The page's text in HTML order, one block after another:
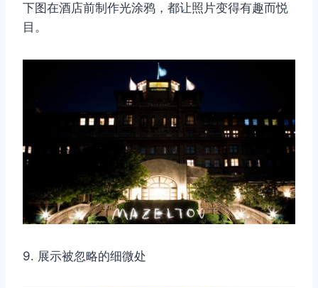
下图在酒店前制作光涂鸦，都让照片变得有趣而悦
目。
9. 展示被忽略的细微处